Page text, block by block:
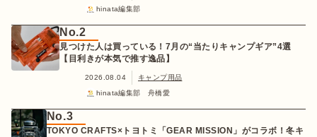
hinata編集部
No.2
見つけた人は買っている！7月の“当たりキャンプギア”4選
【目利きが本気で推す逸品】
2026.08.04
キャンプ用品
hinata編集部 舟橋愛
No.3
TOKYO CRAFTS×トヨトミ「GEAR MISSION」がコラボ！冬キ